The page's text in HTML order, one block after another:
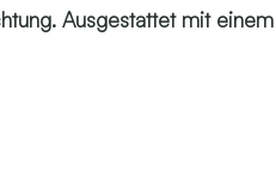
Ausgestattet mit